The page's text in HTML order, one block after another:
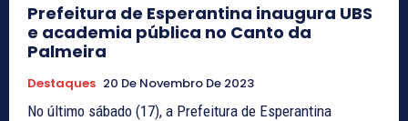
Prefeitura de Esperantina inaugura UBS
e academia pública no Canto da
Palmeira
Destaques 20 De Novembro De 2023
No último sábado (17), a Prefeitura de Esperantina